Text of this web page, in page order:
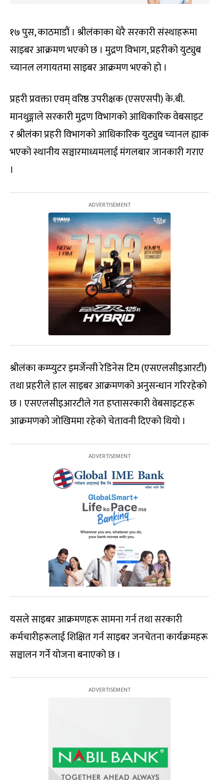
१७ पुस, काठमाडौं । श्रीलंकाका धेरै सरकारी संस्थाहरूमा
साइबर आक्रमण भएको छ । मुद्रण विभाग, प्रहरीको युट्युब
च्यानल लगायतमा साइबर आक्रमण भएको हो ।
प्रहरी प्रवक्ता एवम् वरिष्ठ उपरीक्षक (एसएसपी) के.बी.
मानथुङ्गाले सरकारी मुद्रण विभागको आधिकारिक वेबसाइट
र श्रीलंका प्रहरी विभागको आधिकारिक युट्युब च्यानल ह्याक
भएको स्थानीय सञ्चारमाध्यमलाई मंगलबार जानकारी गराए
।
श्रीलंका कम्प्युटर इमर्जेन्सी रेडिनेस टिम (एसएलसीइआरटी)
तथा प्रहरीले हाल साइबर आक्रमणको अनुसन्धान गरिरहेको
छ । एसएलसीइआरटीले गत हप्तासरकारी वेबसाइटहरू
आक्रमणको जोखिममा रहेको चेतावनी दिएको थियो ।
यसले साइबर आक्रमणहरू सामना गर्न तथा सरकारी
कर्मचारीहरूलाई शिक्षित गर्न साइबर जनचेतना कार्यक्रमहरू
सञ्चालन गर्ने योजना बनाएको छ ।